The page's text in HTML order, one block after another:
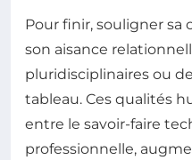
Pour finir, souligner sa
son aisance
pluridisciplinaires ou
tableau. Ces qualités
entre le savoir-faire
professionnelle,